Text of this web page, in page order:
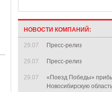
НОВОСТИ КОМПАНИЙ:
29.07 Пресс-релиз
29.07 Пресс-релиз
29.07
«Поезд Победы»
Новосибирскую